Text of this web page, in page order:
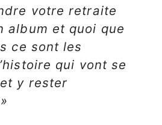
votre retraite
album et quoi que
ce sont les
qui vont se
y rester